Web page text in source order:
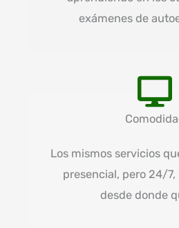
exámenes de
Los mismos servicios
presencial, pero 24/7,
desde donde